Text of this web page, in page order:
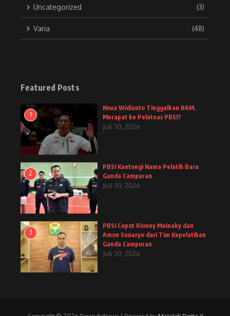
Uncategorized (3)
Varia (48)
Featured Posts
1
Nova Widianto Tinggalkan BAM,
Merapat ke Pelatnas PBSI?
Juli 30, 2026
2
PBSI Kantongi Nama Pelatih Baru
Ganda Campuran
Juli 30, 2026
3
PBSI Copot Rionny Mainaky dan
Amon Sunaryo dari Tim Kepelatihan
Ganda Campuran
Juli 30, 2026